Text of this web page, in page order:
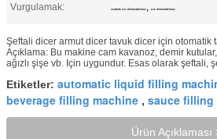
Vurgulamak:
otomatik sıvı dolum makinası , sos dolum makinası
Şeftali dicer armut dicer tavuk dicer için otomatik
Açıklama: Bu makine cam kavanoz, demir
ağızlı şişe vb. Için uygundur. Esas olarak şeftali,
Etiketler: automatic liquid filling
beverage filling machine , sauce filling
Ürün Açıklaması